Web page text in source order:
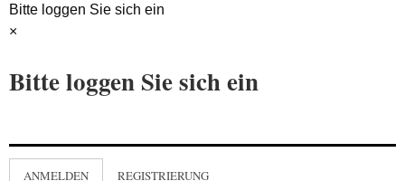
Bitte loggen Sie sich ein
×
Bitte loggen Sie sich ein
ANMELDEN REGISTRIERUNG